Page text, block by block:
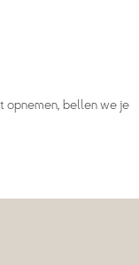
opnemen, bellen we je